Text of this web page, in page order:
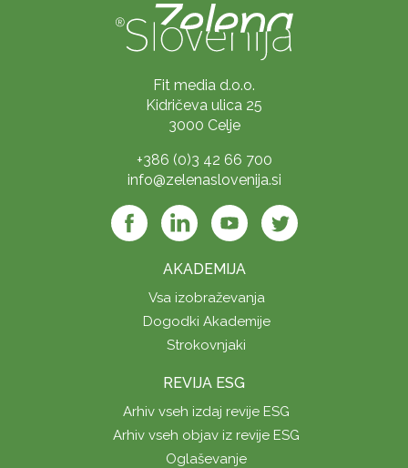
Fit media d.o.o.
Kidričeva ulica 25
3000 Celje
+386 (0)3 42 66 700
info@zelenaslovenija.si
AKADEMIJA
Vsa izobraževanja
Dogodki Akademije
Strokovnjaki
REVIJA ESG
Arhiv vseh izdaj revije ESG
Arhiv vseh objav iz revije ESG
Oglaševanje